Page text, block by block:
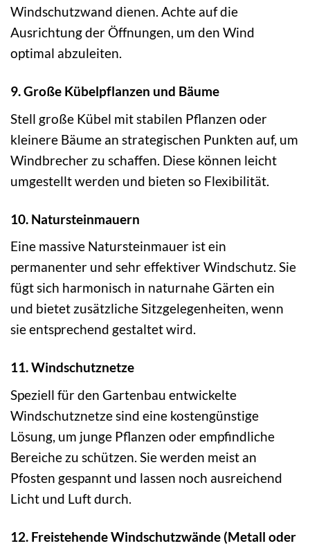
Windschutzwand dienen. Achte auf die
Ausrichtung der Öffnungen, um den Wind
optimal abzuleiten.
9. Große Kübelpflanzen und Bäume
Stell große Kübel mit stabilen Pflanzen oder
kleinere Bäume an strategischen Punkten auf, um
Windbrecher zu schaffen. Diese können leicht
umgestellt werden und bieten so Flexibilität.
10. Natursteinmauern
Eine massive Natursteinmauer ist ein
permanenter und sehr effektiver Windschutz. Sie
fügt sich harmonisch in naturnahe Gärten ein
und bietet zusätzliche Sitzgelegenheiten, wenn
sie entsprechend gestaltet wird.
11. Windschutznetze
Speziell für den Gartenbau entwickelte
Windschutznetze sind eine kostengünstige
Lösung, um junge Pflanzen oder empfindliche
Bereiche zu schützen. Sie werden meist an
Pfosten gespannt und lassen noch ausreichend
Licht und Luft durch.
12. Freistehende Windschutzwände (Metall oder